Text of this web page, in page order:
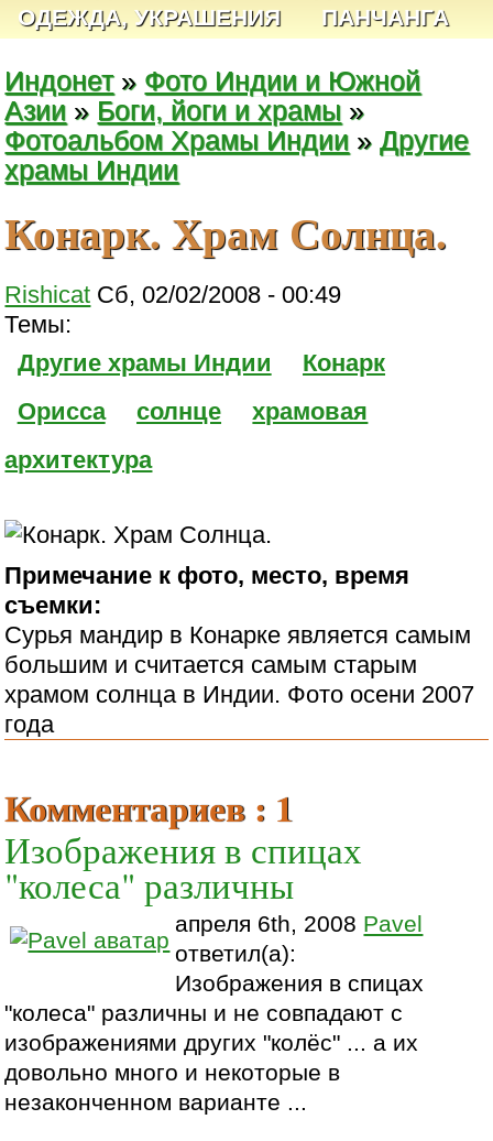
ОДЕЖДА, УКРАШЕНИЯ
ПАНЧАНГА
Индонет» Фото Индии и Южной
Азии » Боги, йоги и храмы »
Фотоальбом Храмы Индии »Другие
храмы Индии
Конарк. Храм Солнца.
Rishicat Сб, 02/02/2008 - 00:49
Темы:
Другие храмы Индии
Конарк
Орисса
солнце
храмовая
архитектура
Примечание к фото, место, время
съемки:
Сурья мандир в Конарке является самым
большим и считается самым старым
храмом солнца в Индии. Фото осени 2007
года
Комментариев : 1
Изображения в спицах
"колеса" различны
апреля 6th, 2008 Pavel
ответил(а):
Изображения в спицах
"колеса" различны и не совпадают с
изображениями других "колёс" ... а их
довольно много и некоторые в
незаконченном варианте ...